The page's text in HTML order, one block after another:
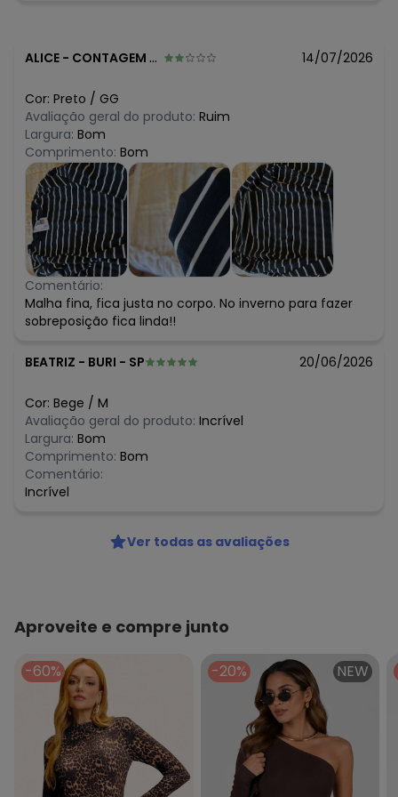
ALICE - CONTAGEM - MG 14/07/2026
Cor: Preto / GG
Avaliação geral do produto: Ruim
Largura: Bom
Comprimento: Bom
Comentário:
Malha fina, fica justa no corpo. No inverno para fazer
sobreposição fica linda!!
BEATRIZ - BURI - SP 20/06/2026
Cor: Bege / M
Avaliação geral do produto: Incrível
Largura: Bom
Comprimento: Bom
Comentário:
Incrível
Ver todas as avaliações
Aproveite e compre junto
-60% -20% NEW